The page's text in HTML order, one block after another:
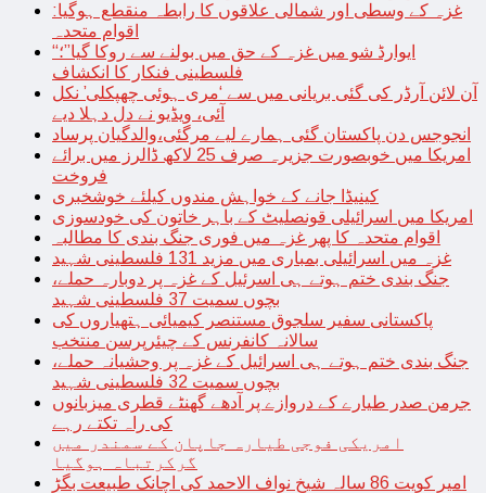
غزہ کے وسطی اور شمالی علاقوں کا رابطہ منقطع ہوگیا:
اقوام متحدہ
“ایوارڈ شو میں غزہ کے حق میں بولنے سے روکا گیا”؛
فلسطینی فنکار کا انکشاف
آن لائن آرڈر کی گئی بریانی میں سے ‘مری ہوئی چھپکلی’ نکل
آئی، ویڈیو نے دل دہلا دیے
انجوجس دن پاکستان گئی ہمارے لیے مرگئی،والدگیان پرساد
امریکا میں خوبصورت جزیرہ صرف 25 لاکھ ڈالرز میں برائے
فروخت
کینیڈا جانے کے خواہش مندوں کیلئے خوشخبری
امریکا میں اسرائیلی قونصلیٹ کے باہر خاتون کی خودسوزی
اقوام متحدہ کا پھر غزہ میں فوری جنگ بندی کا مطالبہ
غزہ میں اسرائیلی بمباری میں مزید 131 فلسطینی شہید
جنگ بندی ختم ہوتے ہی اسرئیل کے غزہ پر دوبارہ حملے،
بچوں سمیت 37 فلسطینی شہید
پاکستانی سفیر سلجوق مستنصر کیمیائی ہتھیاروں کی
سالانہ کانفرنس کے چیئرپرسن منتخب
جنگ بندی ختم ہوتے ہی اسرائیل کے غزہ پر وحشیانہ حملے،
بچوں سمیت 32 فلسطینی شہید
جرمن صدر طیارے کے دروازے پر آدھے گھنٹے قطری میزبانوں
کی راہ تکتے رہے
امریکی فوجی طیارہ جاپان کے سمندر میں
گرکرتباہ ہوگیا
امیرِ کویت 86 سالہ شیخ نواف الاحمد کی اچانک طبیعت بگڑ